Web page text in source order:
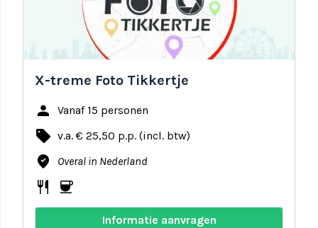
X-treme Foto Tikkertje
person Vanaf 15 personen
local_offer v.a. € 25,50 p.p. (incl. btw)
where_to_vote Overal in Nederland
restaurant coffee
Informatie aanvragen